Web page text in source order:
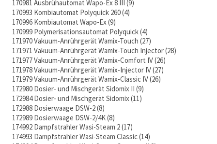
170981 Ausbrühautomat Wapo-Ex 8 III 9
170993 Kombiautomat Polyquick 260 4
170996 Kombiautomat Wapo-Ex 9
170999 Polymerisationsautomat Polyquick 4
171970 Vakuum-Anrührgerät Wamix-Touch 27
171971 Vakuum-Anrührgerät Wamix-Touch Injector 28
171977 Vakuum-Anrührgerät Wamix-Comfort IV 26
171978 Vakuum-Anrührgerät Wamix-Injector IV 27
171979 Vakuum-Anrührgerät Wamix-Classic IV 26
172980 Dosier- und Mischgerät Sidomix II 9
172984 Dosier- und Mischgerät Sidomix 11
172988 Dosierwaage DSW-2 8
172989 Dosierwaage DSW-2/4K 8
174992 Dampfstrahler Wasi-Steam 2 17
174993 Dampfstrahler Wasi-Steam Classic 14